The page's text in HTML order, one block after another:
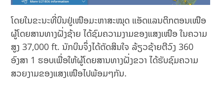
ໂດຍໃນຂະນະທີ່ບິນຢູ່ເໜືອມະຫາສະໝຸດ ແອັດແລນຕິກຕອນເໜືອ
ຜູ້ໂດຍສານທາງຝັ່ງຊ້າຍ ໄດ້ຊົມຄວາມງາມຂອງແສງເໜືອ ໃນຄວາມ
ສູງ 37,000 ft. ນັກບິນຈຶ່ງໄດ້ຕັດສິນໃຈ ລ້ຽວຊ້າຍຕີວົງ 360
ອົງສາ 1 ຮອບເພື່ອໃຫ້ຜູ້ໂດຍສານທາງຝັ່ງຂວາ ໄດ້ຮັບຊົມຄວາມ
ສວຍງາມຂອງແສງເໜືອໄປພ້ອມໆກັນ.